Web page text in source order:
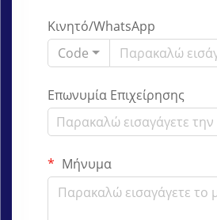
Κινητό/WhatsApp
Code
Επωνυμία Επιχείρησης
Μήνυμα